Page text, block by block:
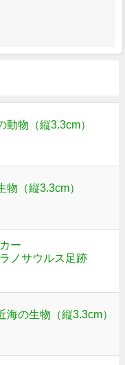
動物（縦3.3cm）
物（縦3.3cm）
ー
ノサウルス足跡
海の生物（縦3.3cm）